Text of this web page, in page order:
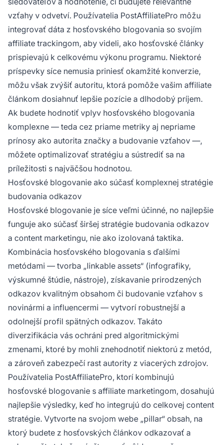
vzťahy v odvetví. Používatelia PostAffiliatePro môžu
integrovať dáta z hosťovského blogovania so svojím
affiliate trackingom, aby videli, ako hosťovské články
prispievajú k celkovému výkonu programu. Niektoré
príspevky síce nemusia priniesť okamžité konverzie,
môžu však zvýšiť autoritu, ktorá pomôže vašim affiliate
článkom dosiahnuť lepšie pozície a dlhodobý príjem.
Ak budete hodnotiť vplyv hosťovského blogovania
komplexne — teda cez priame metriky aj nepriame
prínosy ako autorita značky a budovanie vzťahov —,
môžete optimalizovať stratégiu a sústrediť sa na
príležitosti s najväčšou hodnotou.
Hosťovské blogovanie ako súčasť komplexnej stratégie
budovania odkazov
Hosťovské blogovanie je síce veľmi účinné, no najlepšie
funguje ako súčasť širšej stratégie budovania odkazov
a content marketingu, nie ako izolovaná taktika.
Kombinácia hosťovského blogovania s ďalšími
metódami — tvorba „linkable assets“ (infografiky,
výskumné štúdie, nástroje), získavanie prirodzených
odkazov kvalitným obsahom či budovanie vzťahov s
novinármi a influencermi — vytvorí robustnejší a
odolnejší profil spätných odkazov. Takáto
diverzifikácia vás ochráni pred algoritmickými
zmenami, ktoré by mohli znehodnotiť niektorú z metód,
a zároveň zabezpečí rast autority z viacerých zdrojov.
Používatelia PostAffiliatePro, ktorí kombinujú
hosťovské blogovanie s affiliate marketingom, dosahujú
najlepšie výsledky, keď ho integrujú do celkovej content
stratégie. Vytvorte na svojom webe „pillar“ obsah, na
ktorý budete z hosťovských článkov odkazovať a